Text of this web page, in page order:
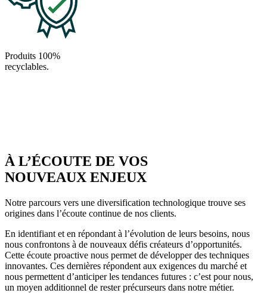
Produits 100%
recyclables.
À L’ÉCOUTE DE VOS
NOUVEAUX ENJEUX
Notre parcours vers une diversification technologique trouve ses
origines dans l’écoute continue de nos clients.
En identifiant et en répondant à l’évolution de leurs besoins, nous
nous confrontons à de nouveaux défis créateurs d’opportunités.
Cette écoute proactive nous permet de développer des techniques
innovantes. Ces dernières répondent aux exigences du marché et
nous permettent d’anticiper les tendances futures : c’est pour nous,
un moyen additionnel de rester précurseurs dans notre métier.